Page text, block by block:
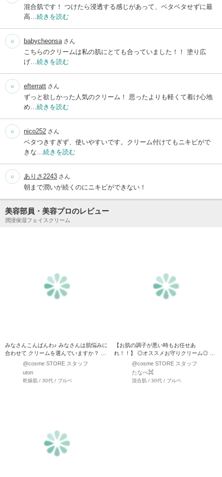
混合肌です！ つけたら浸透する感じがあって、ベタベタせずに最
高… 続きを読む
babycheonsa さん
こちらのクリームは私の肌にとても合っていました！！ 塗り広
げ… 続きを読む
efterratt さん
ずっと欲しかった人気のクリーム！ 思ったよりも軽くて着け心地
め… 続きを読む
nico252 さん
ベタつきすぎず、使いやすいです。クリーム付けてもニキビがで
きな… 続きを読む
ありさ2243 さん
朝まで潤いが続くのにニキビができない！
美容部員・美容プロのレビュー
潤浸保湿フェイスクリーム
みなさんこんばんわ♪ みなさんは肌悩みに
合わせて クリームを選んでいますか？ ク
@cosme STORE スタッフ
uton
乾燥肌 / 30代 / ブルベ
【お肌の調子が悪い時もお任せあ
れ！！】 ◎オススメお守りクリーム◎ な
んだかんだ年中保湿が必…
@cosme STORE スタッフ
たなべ⌘
混合肌 / 30代 / ブルベ